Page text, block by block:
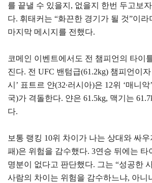
를 끝낼 수 있을지, 없을지 한번 두고보
다. 휘태커는 “화끈한 경기가 될 것”이라
마지막 메시지를 전했다.
코메인 이벤트에서도 전 챔피언의 타이
진다. 전 UFC 밴텀급(61.2kg) 챔피언이자
시’ 표트르 얀(32∙러시아)은 12위 ‘매니악
국)가 격돌한다. 얀은 61.5kg, 맥기는
다.
보통 랭킹 10위 차이가 나는 상대와 싸
패)은 위험을 감수했다. 3연승 뒤에는 타
명분이 없다고 판단했다. 그는 “성공한
사람의 차이는 위험을 감수하느냐, 아니